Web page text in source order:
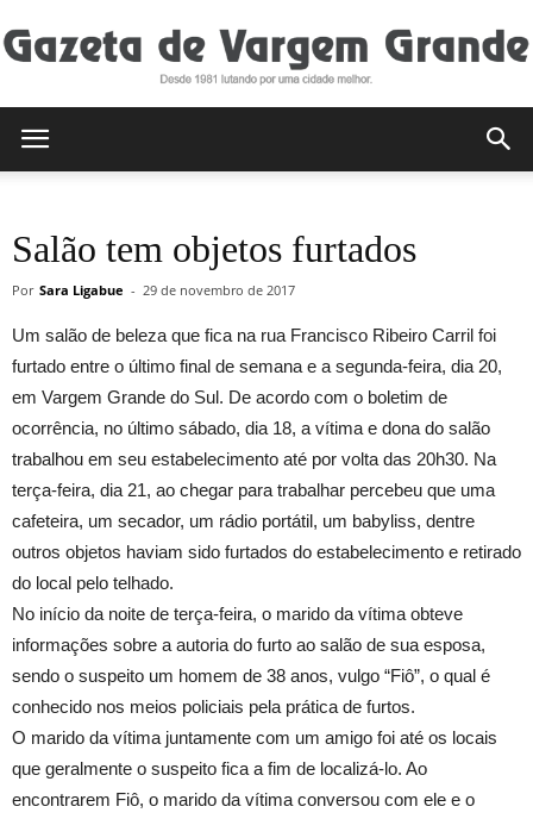
de
Grande
Salão tem objetos furtados
Por Sara Ligabue - 29 de novembro de 2017
Um salão de beleza que fica na rua Francisco Ribeiro Carril foi
furtado entre o último final de semana e a segunda-feira, dia 20,
em Vargem Grande do Sul. De acordo com o boletim de
ocorrência, no último sábado, dia 18, a vítima e dona do salão
trabalhou em seu estabelecimento até por volta das 20h30. Na
terça-feira, dia 21, ao chegar para trabalhar percebeu que uma
cafeteira, um secador, um rádio portátil, um babyliss, dentre
outros objetos haviam sido furtados do estabelecimento e retirado
do local pelo telhado.
No início da noite de terça-feira, o marido da vítima obteve
informações sobre a autoria do furto ao salão de sua esposa,
sendo o suspeito um homem de 38 anos, vulgo “Fiô”, o qual é
conhecido nos meios policiais pela prática de furtos.
O marido da vítima juntamente com um amigo foi até os locais
que geralmente o suspeito fica a fim de localizá-lo. Ao
encontrarem Fiô, o marido da vítima conversou com ele e o